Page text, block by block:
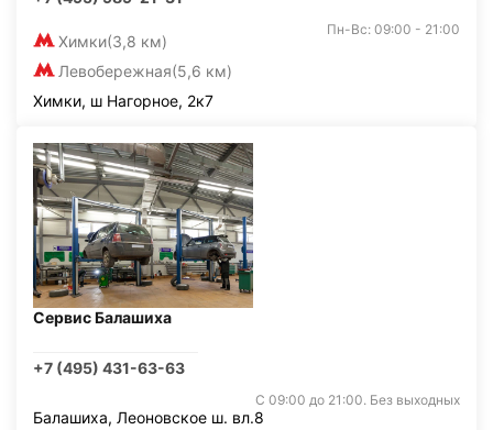
Химки(3,8 км)
Левобережная(5,6 км)
Пн-Вс: 09:00 - 21:00
Химки, ш Нагорное, 2к7
Сервис Балашиха
+7 (495) 431-63-63
С 09:00 до 21:00. Без выходных
Балашиха, Леоновское ш. вл.8